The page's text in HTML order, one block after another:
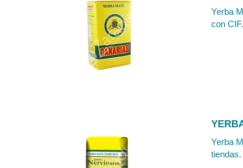
Yerba
con CIF.
Yerba
tiendas.